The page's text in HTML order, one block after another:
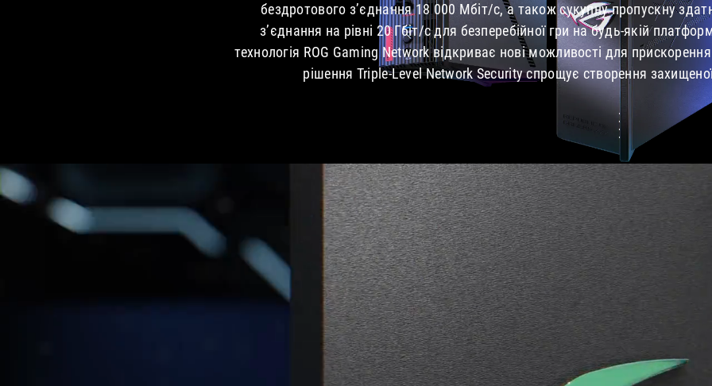
бездротового з’єднання 18 000 Мбіт/с, а також сукупну пропускну
з’єднання на рівні 20 Гбіт/с для безперебійної гри на будь-якій
технологія ROG Gaming Network відкриває нові можливості для
рішення Triple-Level Network Security спрощує створення